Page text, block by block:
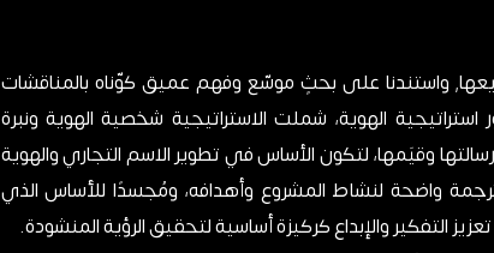
انطلقنا من فهم عميق لاستراتيجية الهيئة ومشاريعها٫ واستندنا على بحثٍ موسّع وفهم عميق كوّناه بالمناقشات
استراتيجية الهوية، شملت الاستراتيجية شخصية الهوية ونبرة
وقيَمها، لتكون الأساس في تطوير الاسم التجاري والهوية
واضحة لنشاط المشروع وأهدافه، ومُجسدًا للأساس الذي
والإبداع كركيزة أساسية لتحقيق الرؤية المنشودة.